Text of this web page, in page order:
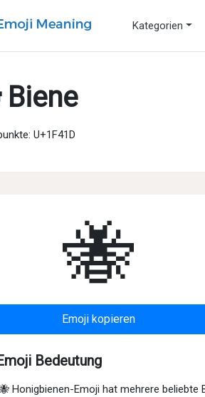
Kategorien
Biene
U+1F41D
🐝
Emoji kopieren
Bedeutung
Honigbienen-Emoji hat mehrere